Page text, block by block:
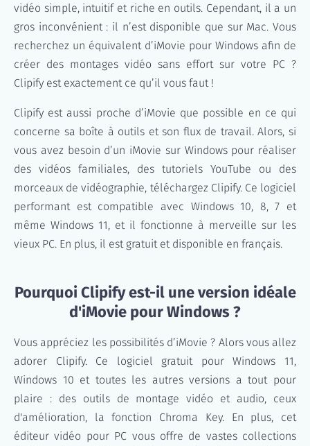
vidéo simple, intuitif et riche en outils. Cependant, il a un
gros inconvénient : il n’est disponible que sur Mac. Vous
recherchez un équivalent d’iMovie pour Windows afin de
créer des montages vidéo sans effort sur votre PC ?
Clipify est exactement ce qu’il vous faut !
Clipify est aussi proche d’iMovie que possible en ce qui
concerne sa boîte à outils et son flux de travail. Alors, si
vous avez besoin d’un iMovie sur Windows pour réaliser
des vidéos familiales, des tutoriels YouTube ou des
morceaux de vidéographie, téléchargez Clipify. Ce logiciel
performant est compatible avec Windows 10, 8, 7 et
même Windows 11, et il fonctionne à merveille sur les
vieux PC. En plus, il est gratuit et disponible en français.
Pourquoi Clipify est-il une version idéale
d'iMovie pour Windows ?
Vous appréciez les possibilités d’iMovie ? Alors vous allez
adorer Clipify. Ce logiciel gratuit pour Windows 11,
Windows 10 et toutes les autres versions a tout pour
plaire : des outils de montage vidéo et audio, ceux
d'amélioration, la fonction Chroma Key. En plus, cet
éditeur vidéo pour PC vous offre de vastes collections